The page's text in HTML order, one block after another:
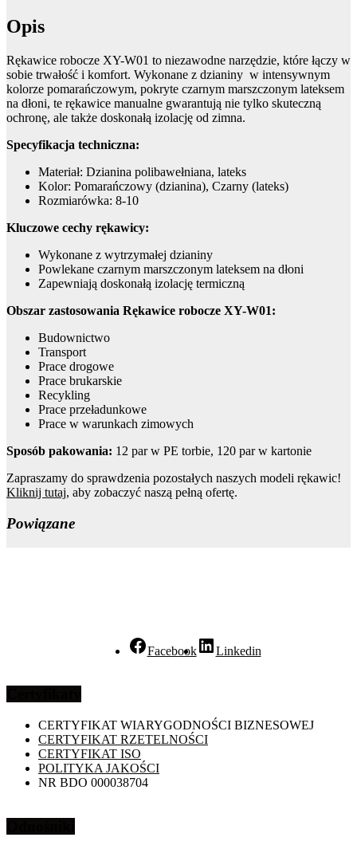
Opis
Rękawice robocze XY-W01 to niezawodne narzędzie, które łączy w
sobie trwałość i komfort. Wykonane z dzianiny w intensywnym
kolorze pomarańczowym, pokryte czarnym marszczonym lateksem
na dłoni, te rękawice manualne gwarantują nie tylko skuteczną
ochronę, ale także doskonałą izolację od zimna.
Specyfikacja techniczna:
Materiał: Dzianina polibawełniana, lateks
Kolor: Pomarańczowy (dzianina), Czarny (lateks)
Rozmiarówka: 8-10
Kluczowe cechy rękawicy:
Wykonane z wytrzymałej dzianiny
Powlekane czarnym marszczonym lateksem na dłoni
Zapewniają doskonałą izolację termiczną
Obszar zastosowania Rękawice robocze XY-W01:
Budownictwo
Transport
Prace drogowe
Prace brukarskie
Recykling
Prace przeładunkowe
Prace w warunkach zimowych
Sposób pakowania: 12 par w PE torbie, 120 par w kartonie
Zapraszamy do sprawdzenia pozostałych naszych modeli rękawic!
Kliknij tutaj, aby zobaczyć naszą pełną ofertę.
Powiązane
Facebook Linkedin
CERTYFIKAT WIARYGODNOŚCI BIZNESOWEJ
CERTYFIKAT RZETELNOŚCI
CERTYFIKAT ISO
POLITYKA JAKOŚCI
NR BDO 000038704